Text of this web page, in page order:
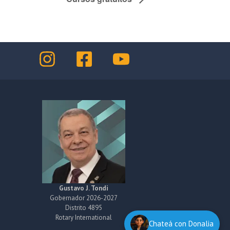
Gustavo J. Tondi
Gobernador 2026-2027
Distrito 4895
Rotary International
Chateá con Donalia